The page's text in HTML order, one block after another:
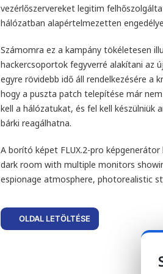
vezérlőszervereket legitim
hálózatban alapértelmezetten
Számomra ez a kampány tökéletesen
hackercsoportok fegyverré alakítani az
egyre rövidebb idő áll rendelkezésére a
hogy a puszta patch telepítése már
kell a hálózatukat, és fel kell
bárki reagálhatna.
A borító képet FLUX.2-pro
dark room with multiple monitors
espionage atmosphere, photorealistic
OLDAL LETÖLTÉSE